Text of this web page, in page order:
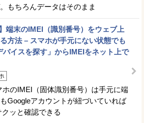
もちろんデータはそのまま
端末のIMEI（識別番号）をウェブ上
方法 – スマホが手元にない状態でも
バイスを探す」からIMEIをネット上で
ホのIMEI（固体識別番号）は手元に端
Googleアカウントが紐づいていれば
ッと確認できる